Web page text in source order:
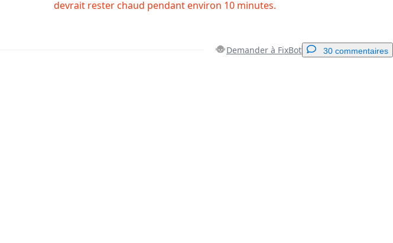
devrait rester chaud pendant environ 10 minutes.
Demander à FixBot 30 commentaires